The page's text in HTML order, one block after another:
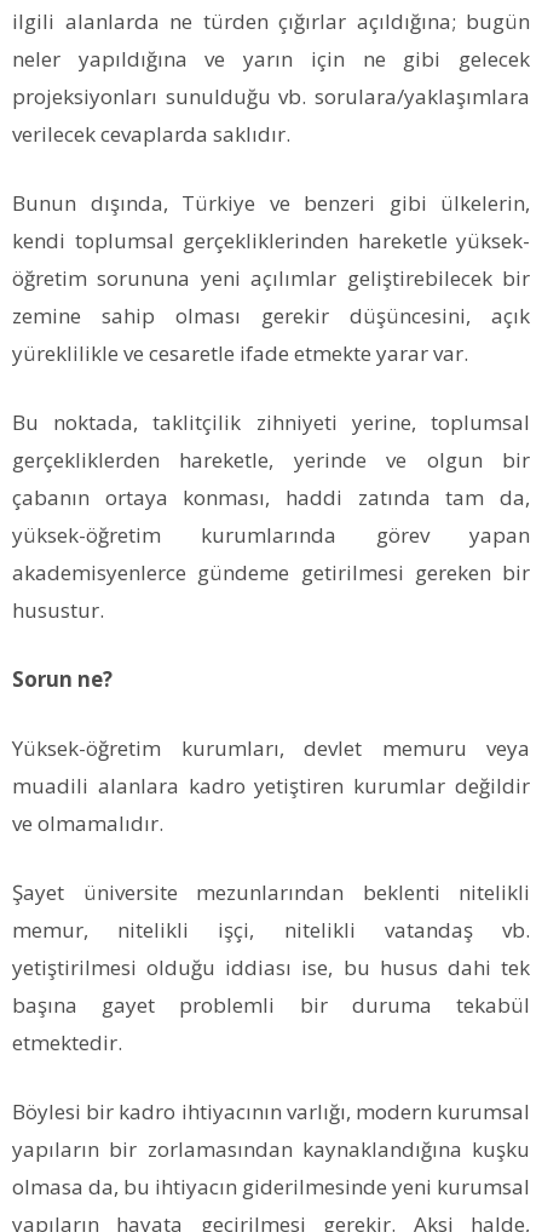
ilgili alanlarda ne türden çığırlar açıldığına; bugün
neler yapıldığına ve yarın için ne gibi gelecek
projeksiyonları sunulduğu vb. sorulara/yaklaşımlara
verilecek cevaplarda saklıdır.
Bunun dışında, Türkiye ve benzeri gibi ülkelerin,
kendi toplumsal gerçekliklerinden hareketle yüksek-
öğretim sorununa yeni açılımlar geliştirebilecek bir
zemine sahip olması gerekir düşüncesini, açık
yüreklilikle ve cesaretle ifade etmekte yarar var.
Bu noktada, taklitçilik zihniyeti yerine, toplumsal
gerçekliklerden hareketle, yerinde ve olgun bir
çabanın ortaya konması, haddi zatında tam da,
yüksek-öğretim kurumlarında görev yapan
akademisyenlerce gündeme getirilmesi gereken bir
husustur.
Sorun ne?
Yüksek-öğretim kurumları, devlet memuru veya
muadili alanlara kadro yetiştiren kurumlar değildir
ve olmamalıdır.
Şayet üniversite mezunlarından beklenti nitelikli
memur, nitelikli işçi, nitelikli vatandaş vb.
yetiştirilmesi olduğu iddiası ise, bu husus dahi tek
başına gayet problemli bir duruma tekabül
etmektedir.
Böylesi bir kadro ihtiyacının varlığı, modern kurumsal
yapıların bir zorlamasından kaynaklandığına kuşku
olmasa da, bu ihtiyacın giderilmesinde yeni kurumsal
yapıların hayata geçirilmesi gerekir. Aksi halde,